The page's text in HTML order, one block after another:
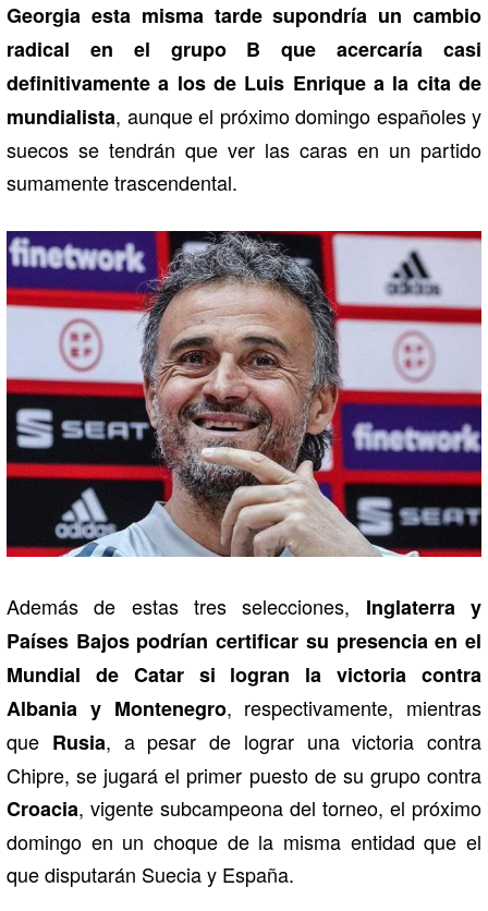
Georgia esta misma tarde supondría un cambio
radical en el grupo B que acercaría casi
definitivamente a los de Luis Enrique a la cita de
mundialista, aunque el próximo domingo españoles y
suecos se tendrán que ver las caras en un partido
sumamente trascendental.
Además de estas tres selecciones, Inglaterra y
Países Bajos podrían certificar su presencia en el
Mundial de Catar si logran la victoria contra
Albania y Montenegro, respectivamente, mientras
que Rusia, a pesar de lograr una victoria contra
Chipre, se jugará el primer puesto de su grupo contra
Croacia, vigente subcampeona del torneo, el próximo
domingo en un choque de la misma entidad que el
que disputarán Suecia y España.